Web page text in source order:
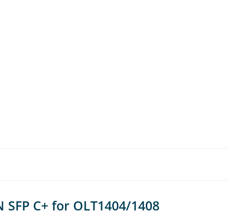
SFP C+ for OLT1404/1408